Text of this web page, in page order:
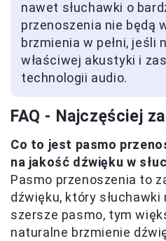
nawet słuchawki o
przenoszenia nie będą
brzmienia w pełni, jeśli
właściwej akustyki i
technologii audio.
FAQ - Najczęściej
Co to jest pasmo
na jakość dźwięku w
Pasmo przenoszenia to
dźwięku, który
szersze pasmo, tym
naturalne brzmienie